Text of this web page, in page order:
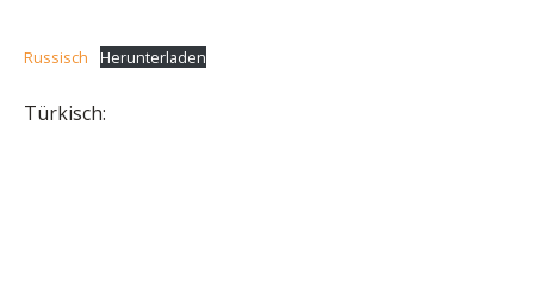
Russisch Herunterladen
Türkisch: